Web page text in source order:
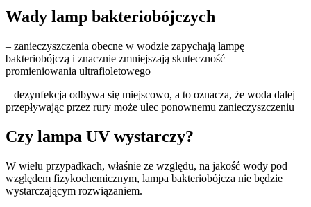
Wady lamp bakteriobójczych
– zanieczyszczenia obecne w wodzie zapychają lampę
bakteriobójczą i znacznie zmniejszają skuteczność –
promieniowania ultrafioletowego
– dezynfekcja odbywa się miejscowo, a to oznacza, że woda dalej
przepływając przez rury może ulec ponownemu zanieczyszczeniu
Czy lampa UV wystarczy?
W wielu przypadkach, właśnie ze względu, na jakość wody pod
względem fizykochemicznym, lampa bakteriobójcza nie będzie
wystarczającym rozwiązaniem.